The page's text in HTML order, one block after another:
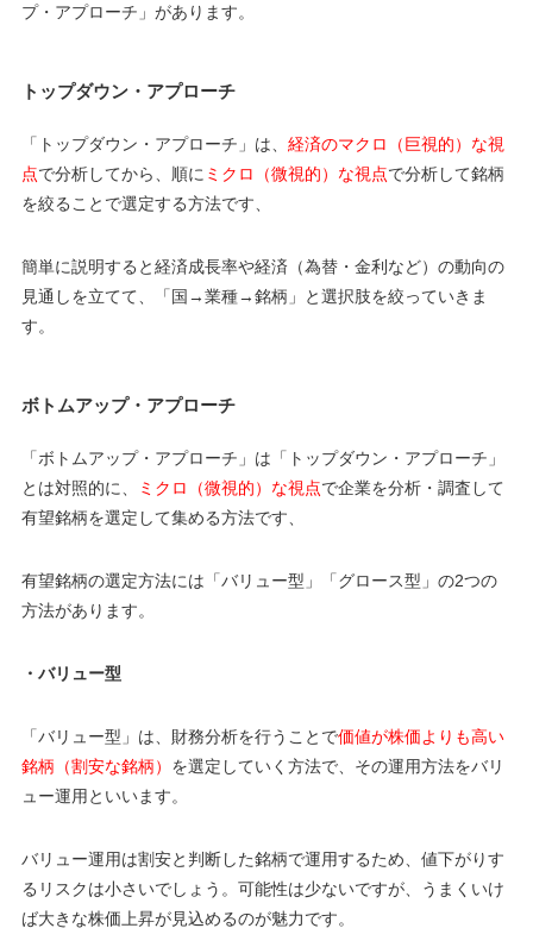
プ・アプローチ」があります。
トップダウン・アプローチ
「トップダウン・アプローチ」は、 経済のマクロ（巨視的）な視
点で分析してから、順に ミクロ（微視的）な視点で分析して銘柄
を絞ることで選定する方法です、
簡単に説明すると経済成長率や経済（為替・金利など）の動向の
見通しを立てて、「国→業種→銘柄」と選択肢を絞っていきま
す。
ボトムアップ・アプローチ
「ボトムアップ・アプローチ」は「トップダウン・アプローチ」
とは対照的に、
ミクロ（微視的）な視点で企業を分析・調査して
有望銘柄を選定して集める方法です、
有望銘柄の選定方法には「バリュー型」「グロース型」の2つの
方法があります。
・バリュー型
「バリュー型」は、財務分析を行うことで価値が株価よりも高い
銘柄（割安な銘柄） を選定していく方法で、その運用方法をバリ
ュー運用といいます。
バリュー運用は割安と判断した銘柄で運用するため、値下がりす
るリスクは小さいでしょう。可能性は少ないですが、うまくいけ
ば大きな株価上昇が見込めるのが魅力です。